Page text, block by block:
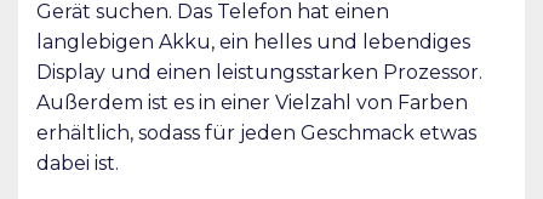
Gerät suchen. Das Telefon hat einen
langlebigen Akku, ein helles und lebendiges
Display und einen leistungsstarken Prozessor.
Außerdem ist es in einer Vielzahl von Farben
erhältlich, sodass für jeden Geschmack etwas
dabei ist.